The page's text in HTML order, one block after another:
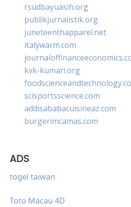
rsudbayuasih.org
publikjurnalistik.org
juneteenthapparel.net
italywarm.com
kvk-kumari.org
scisportsscience.com
addisababacuisineaz.com
burgerimcamas.com
ADS
togel taiwan
Toto Macau 4D